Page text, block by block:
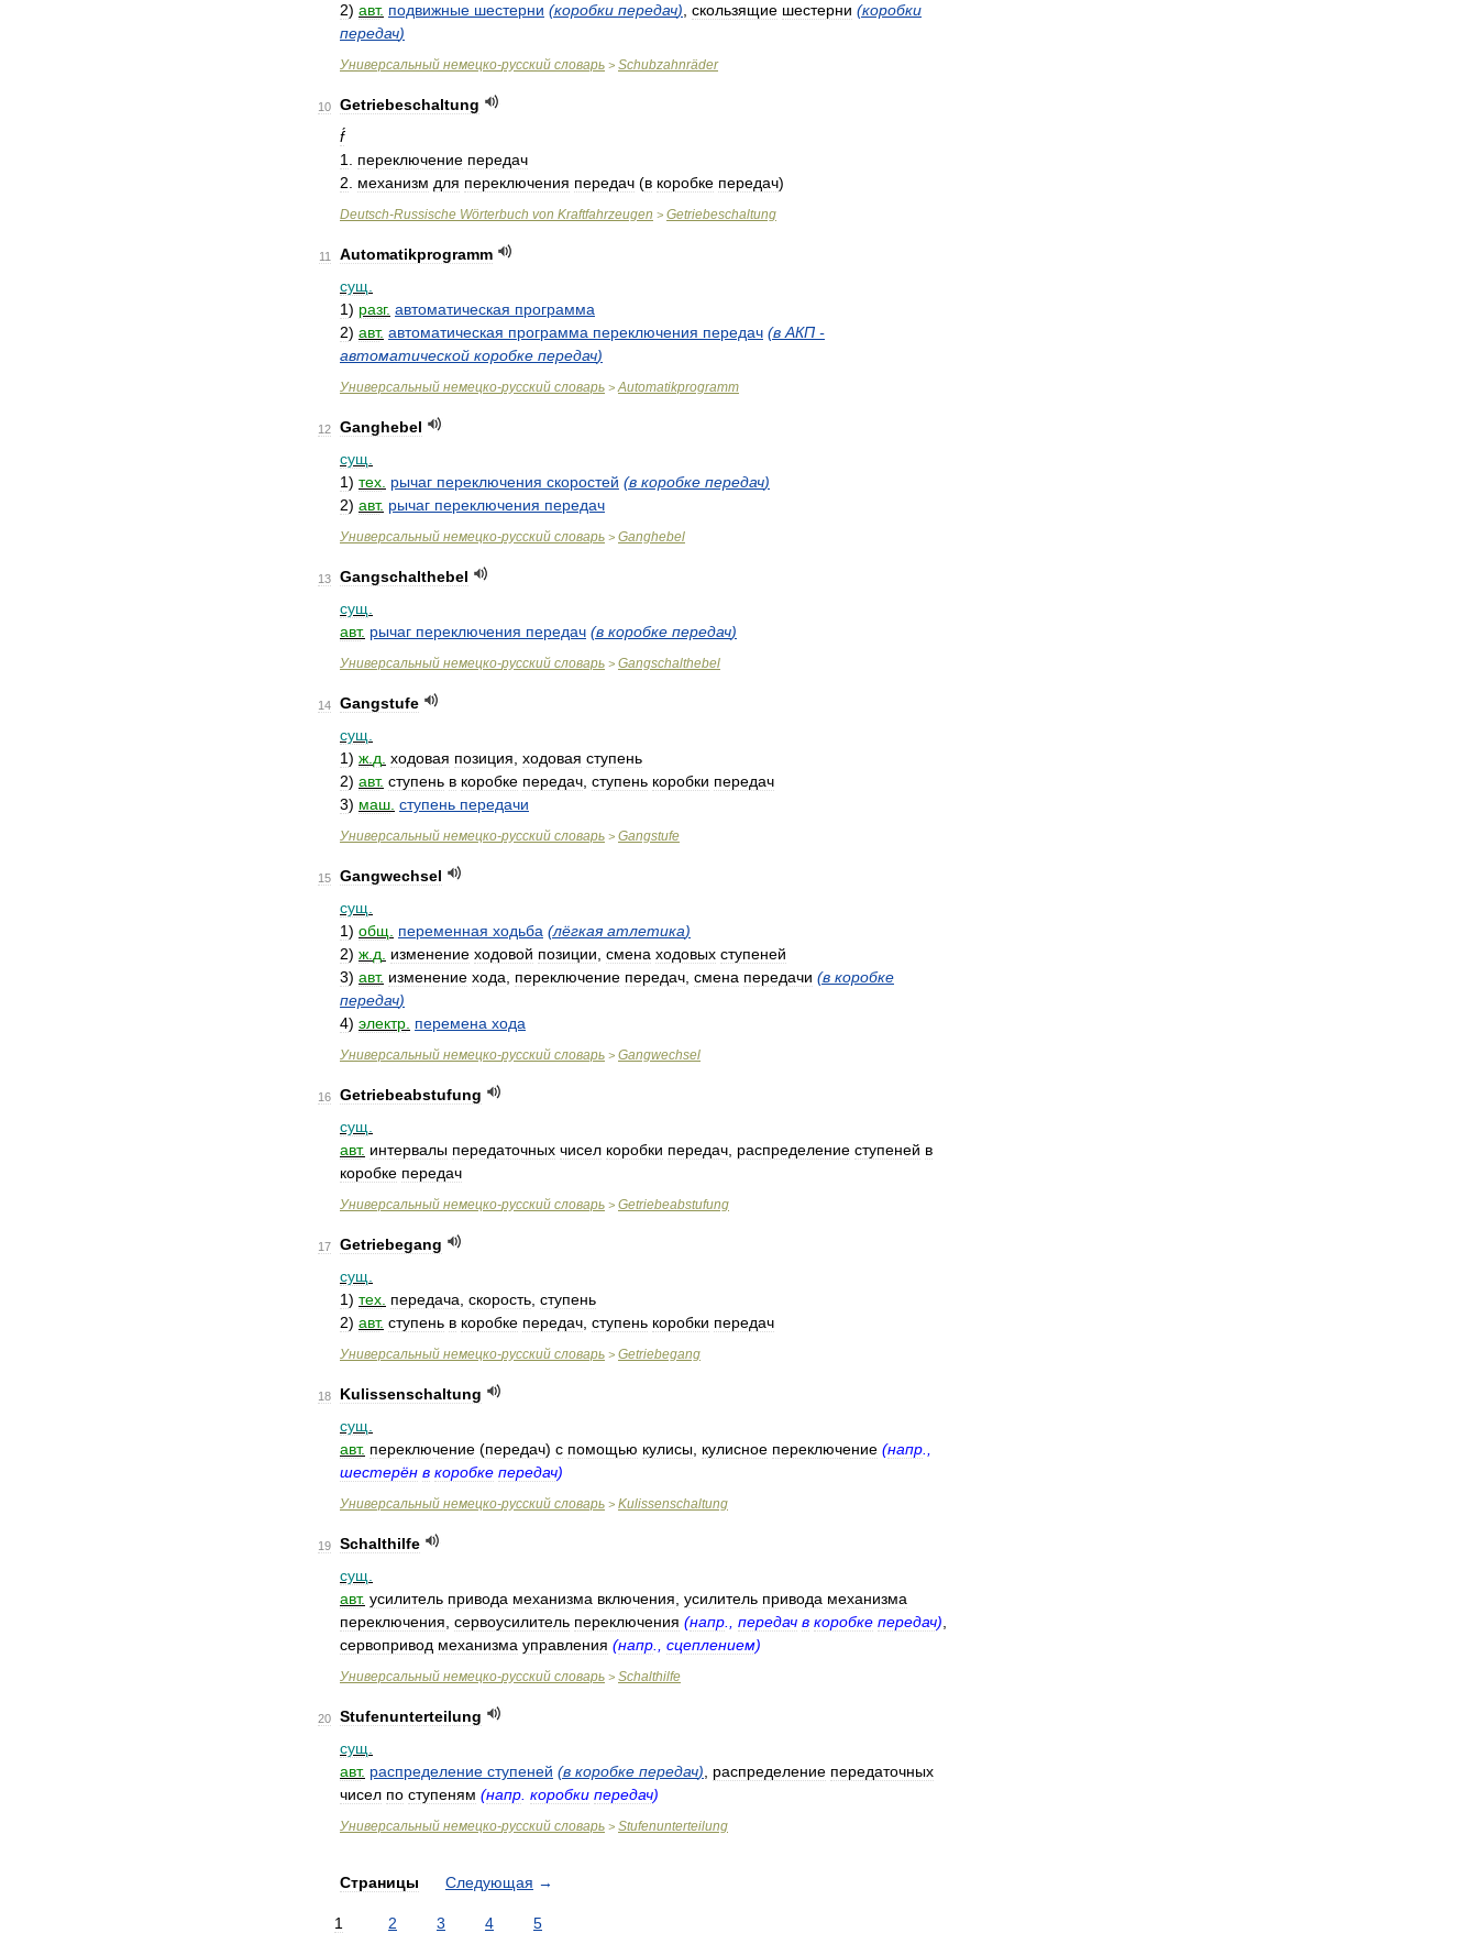
2) авт. подвижные шестерни (коробки передач) скользящие шестерни (коробки
передач)
Универсальный немецко-русский словарь > Schubzahnräder
10
Getriebeschaltung
f́
1
переключение передач
2
механизм для переключения передач (в коробке передач)
Deutsch-Russische Wörterbuch von Kraftfahrzeugen > Getriebeschaltung
11
Automatikprogramm
сущ
1) разг. автоматическая программа
2) авт. автоматическая программа переключения передач (в АКП -
автоматической коробке передач)
Универсальный немецко-русский словарь > Automatikprogramm
12
Ganghebel
сущ
1) тех рычаг переключения скоростей (в коробке передач)
2) авт. рычаг переключения передач
Универсальный немецко-русский словарь > Ganghebel
13
Gangschalthebel
сущ
авт. рычаг переключения передач (в коробке передач)
Универсальный немецко-русский словарь > Gangschalthebel
14
Gangstufe
сущ
1) ж д ходовая позиция ходовая ступень
2) авт. ступень в коробке передач ступень коробки передач
3) маш ступень передачи
Универсальный немецко-русский словарь > Gangstufe
15
Gangwechsel
сущ
1) общ переменная ходьба (лёгкая атлетика)
2) ж д изменение ходовой позиции смена ходовых ступеней
3) авт. изменение хода переключение передач смена передачи (в коробке
передач)
4) электр перемена хода
Универсальный немецко-русский словарь > Gangwechsel
16
Getriebeabstufung
сущ
авт. интервалы передаточных чисел коробки передач распределение ступеней в
коробке передач
Универсальный немецко-русский словарь > Getriebeabstufung
17
Getriebegang
сущ
1) тех передача скорость ступень
2) авт. ступень в коробке передач ступень коробки передач
Универсальный немецко-русский словарь > Getriebegang
18
Kulissenschaltung
сущ
авт. переключение (передач) с помощью кулисы кулисное переключение (напр
шестерён в коробке передач)
Универсальный немецко-русский словарь > Kulissenschaltung
19
Schalthilfe
сущ
авт. усилитель привода механизма включения усилитель привода механизма
переключения сервоусилитель переключения (напр передач в коробке передач)
сервопривод механизма управления (напр сцеплением)
Универсальный немецко-русский словарь > Schalthilfe
20
Stufenunterteilung
сущ
авт. распределение ступеней (в коробке передач) распределение передаточных
чисел по ступеням (напр коробки передач)
Универсальный немецко-русский словарь > Stufenunterteilung
Страницы Следующая →
1 2 3 4 5